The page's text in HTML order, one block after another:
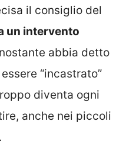
il consiglio del
un intervento
abbia detto
“incastrato”
diventa ogni
anche nei piccoli